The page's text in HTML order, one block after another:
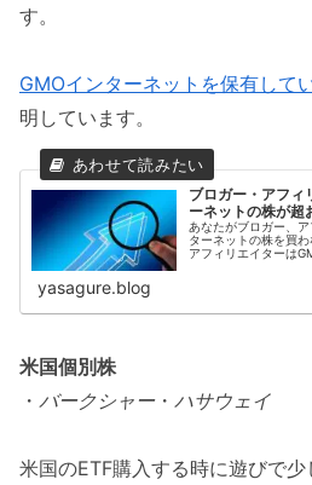
す。
GMOインターネットを保有して
明しています。
ブロガー・アフィ
ーネットの株が超
あなたがブロガー、
ターネットの株を買
アフィリエイターは
yasagure.blog
米国個別株
・ バークシャー・ ハサウェイ
米国のETF購入する時に遊びで